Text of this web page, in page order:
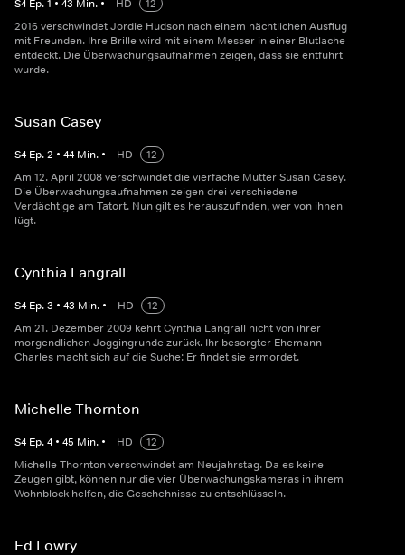
S4 Ep.1 • 43 Min. • HD
12
2016 verschwindet Jordie Hudson nach einem nächtlichen Ausflug
mit Freunden. Ihre Brille wird mit einem Messer in einer Blutlache
entdeckt. Die Überwachungsaufnahmen zeigen, dass sie entführt
wurde.
Susan Casey
S4 Ep.2 • 44 Min. • HD
12
Am 12. April 2008 verschwindet die vierfache Mutter Susan Casey.
Die Überwachungsaufnahmen zeigen drei verschiedene
Verdächtige am Tatort. Nun gilt es herauszufinden, wer von ihnen
lügt.
Cynthia Langrall
S4 Ep.3 • 43 Min. • HD
12
Am 21. Dezember 2009 kehrt Cynthia Langrall nicht von ihrer
morgendlichen Joggingrunde zurück. Ihr besorgter Ehemann
Charles macht sich auf die Suche: Er findet sie ermordet.
Michelle Thornton
S4 Ep.4 • 45 Min. • HD
12
Michelle Thornton verschwindet am Neujahrstag. Da es keine
Zeugen gibt, können nur die vier Überwachungskameras in ihrem
Wohnblock helfen, die Geschehnisse zu entschlüsseln.
Ed Lowry